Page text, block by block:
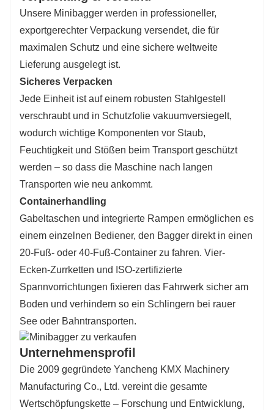
Unsere Minibagger werden in professioneller,
exportgerechter Verpackung versendet, die für
maximalen Schutz und eine sichere weltweite
Lieferung ausgelegt ist.
Sicheres Verpacken
Jede Einheit ist auf einem robusten Stahlgestell
verschraubt und in Schutzfolie vakuumversiegelt,
wodurch wichtige Komponenten vor Staub,
Feuchtigkeit und Stößen beim Transport geschützt
werden – so dass die Maschine nach langen
Transporten wie neu ankommt.
Containerhandling
Gabeltaschen und integrierte Rampen ermöglichen es
einem einzelnen Bediener, den Bagger direkt in einen
20-Fuß- oder 40-Fuß-Container zu fahren. Vier-
Ecken-Zurrketten und ISO-zertifizierte
Spannvorrichtungen fixieren das Fahrwerk sicher am
Boden und verhindern so ein Schlingern bei rauer
See oder Bahntransporten.
Unternehmensprofil
Die 2009 gegründete Yancheng KMX Machinery
Manufacturing Co., Ltd. vereint die gesamte
Wertschöpfungskette – Forschung und Entwicklung,